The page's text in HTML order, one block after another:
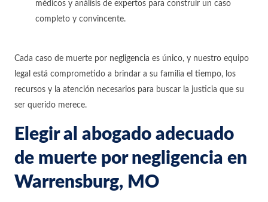
médicos y análisis de expertos para construir un caso
completo y convincente.
Cada caso de muerte por negligencia es único, y nuestro equipo
legal está comprometido a brindar a su familia el tiempo, los
recursos y la atención necesarios para buscar la justicia que su
ser querido merece.
Elegir al abogado adecuado
de muerte por negligencia en
Warrensburg, MO